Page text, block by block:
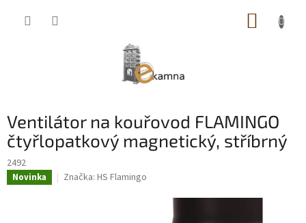
Ventilátor na kouřovod FLAMINGO
čtyřlopatkový magnetický, stříbrný
2492
Novinka Značka: HS Flamingo